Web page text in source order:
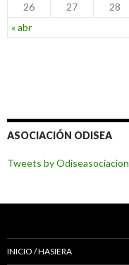
« abr
26
27 28
ASOCIACIÓN ODISEA
Tweets by Odiseasociacion
INICIO / HASIERA